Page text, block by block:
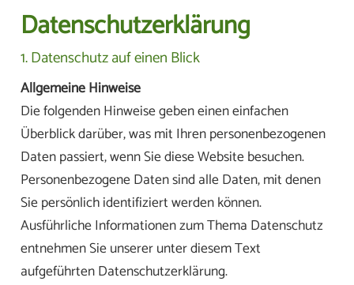
Datenschutzerklärung
1. Datenschutz auf einen Blick
Allgemeine Hinweise
Die folgenden Hinweise geben einen einfachen
Überblick darüber, was mit Ihren personenbezogenen
Daten passiert, wenn Sie diese Website besuchen.
Personenbezogene Daten sind alle Daten, mit denen
Sie persönlich identifiziert werden können.
Ausführliche Informationen zum Thema Datenschutz
entnehmen Sie unserer unter diesem Text
aufgeführten Datenschutzerklärung.